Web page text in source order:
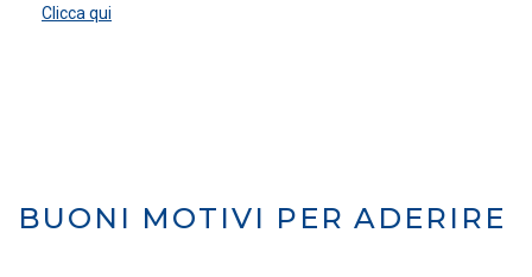
Clicca qui
BUONI MOTIVI PER ADERIRE